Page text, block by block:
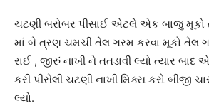
ચટણી બરોબર પીસાઈ એટલે એક બાજુ મૂકો
માં બે ત્રણ ચમચી તેલ ગરમ કરવા મૂકો તેલ
રાઈ , જીરું નાખી ને તતડાવી લ્યો ત્યાર બાદ
કરી પીસેલી ચટણી નાખી મિક્સ કરો બીજી
લ્યો.